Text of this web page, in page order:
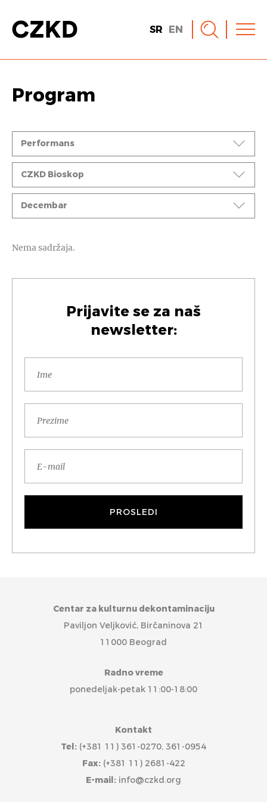
SR EN
Program
Događaji
Performans
Ciklusi
CZKD Bioskop
Mesec
Decembar
Nema sadržaja.
Prijavite se za naš
newsletter:
Centar za kulturnu dekontaminaciju
Paviljon Veljković, Birčaninova 21
11000 Beograd
Radno vreme
ponedeljak-petak 11:00-18:00
Kontakt
Tel: (+381 11) 361-0270, 361-0954
Fax:(+381 11) 2681-422
E-mail: info@czkd.org